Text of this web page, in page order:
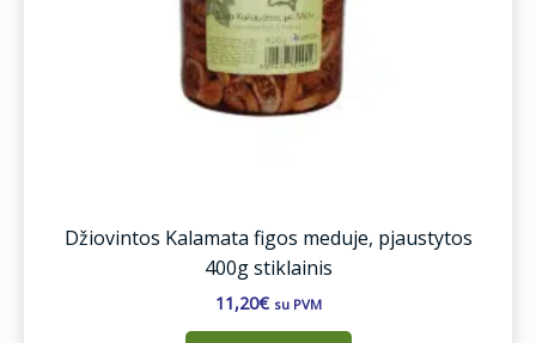
Džiovintos Kalamata figos meduje, pjaustytos
400g stiklainis
11,20€ su PVM